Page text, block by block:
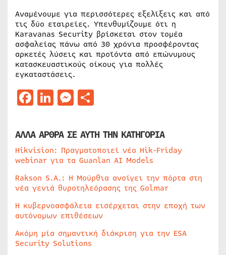
Αναμένουμε για περισσότερες εξελίξεις και από
τις δύο εταιρείες. Υπενθυμίζουμε ότι η
Karavanas Security βρίσκεται στον τομέα
ασφαλείας πάνω από 30 χρόνια προσφέροντας
αρκετές λύσεις και προϊόντα από επώνυμους
κατασκευαστικούς οίκους για πολλές
εγκαταστάσεις.
Facebook
LinkedIn
Messenger
ΑΛΛΑ ΑΡΘΡΑ ΣΕ ΑΥΤΗ ΤΗΝ ΚΑΤΗΓΟΡΙΑ
Hikvision: Πραγματοποιεί νέο Hik-Friday
webinar για τα Guanlan AI Models
Rakson S.A.: Η Μούρθια ανοίγει την πόρτα στη
νέα γενιά θυροτηλεόρασης της Golmar
Η κυβερνοασφάλεια εισέρχεται στην εποχή των
αυτόνομων επιθέσεων
Ακόμη μία σημαντική διάκριση για την ESA
Security Solutions